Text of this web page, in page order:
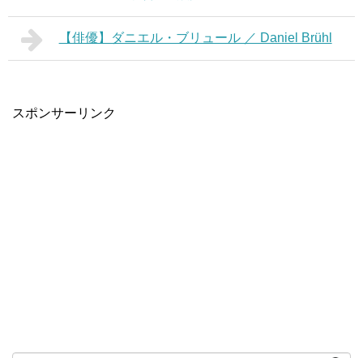
【俳優】ダニエル・ブリュール ／ Daniel Brühl
スポンサーリンク